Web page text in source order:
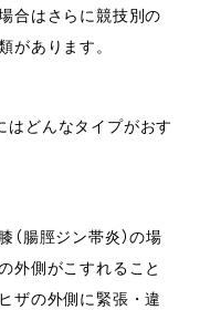
合はさらに競技別の
があります。
はどんなタイプがおす
腸脛ジン帯炎）の場
外側がこすれること
ザの外側に緊張・違